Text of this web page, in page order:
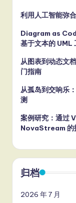
利用人工智能弥
Diagram as
基于文本的 UML
从图表到动态文
门指南
从孤岛到交响乐
测
案例研究：通过
NovaStream 的
归档
2026 年 7 月